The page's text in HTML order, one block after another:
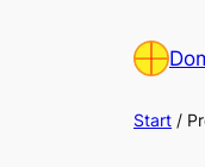
Start /